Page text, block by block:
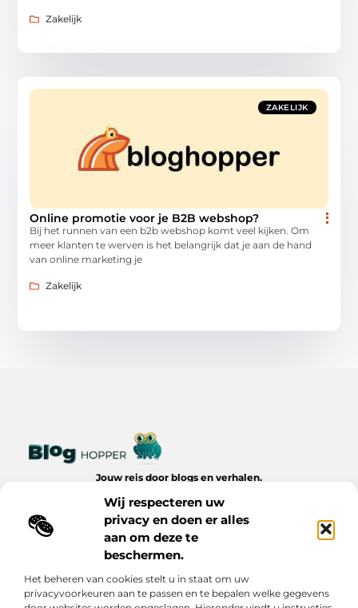
Wij respecteren uw
privacy en doen er alles
aan om deze te
beschermen.
Het beheren van cookies stelt u in staat om uw
privacyvoorkeuren aan te passen en te bepalen welke gegevens
Zakelijk
ZAKELIJK
Online promotie voor je B2B webshop?
Bij het runnen van een b2b webshop komt veel kijken. Om
meer klanten te werven is het belangrijk dat je aan de hand
van online marketing je
Zakelijk
Jouw reis door blogs en verhalen.
dagelijks leven op Bloghopper.nl.
Bericht categorie
Onze informatie